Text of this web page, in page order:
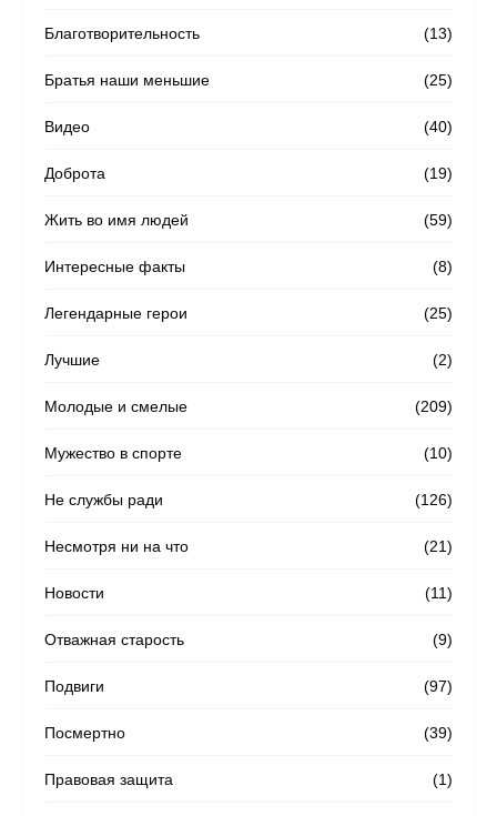
(13)
Благотворительность
(25)
Братья наши меньшие
(40)
Видео
(19)
Доброта
(59)
Жить во имя людей
(8)
Интересные факты
(25)
Легендарные герои
(2)
Лучшие
(209)
Молодые и смелые
(10)
Мужество в спорте
(126)
Не службы ради
(21)
Несмотря ни на что
(11)
Новости
(9)
Отважная старость
(97)
Подвиги
(39)
Посмертно
(1)
Правовая защита